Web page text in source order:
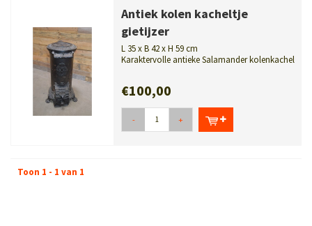
Antiek kolen kacheltje
gietijzer
L 35 x B 42 x H 59 cm
Karaktervolle antieke Salamander kolenkachel
€100,00
- +
Toon 1 - 1 van 1